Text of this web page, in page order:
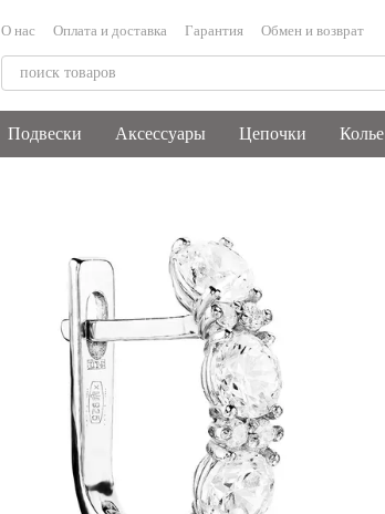
О нас
Оплата и доставка Гарантия
Обмен и возврат
Блог
Контакты
Подвески Аксессуары Цепочки Колье